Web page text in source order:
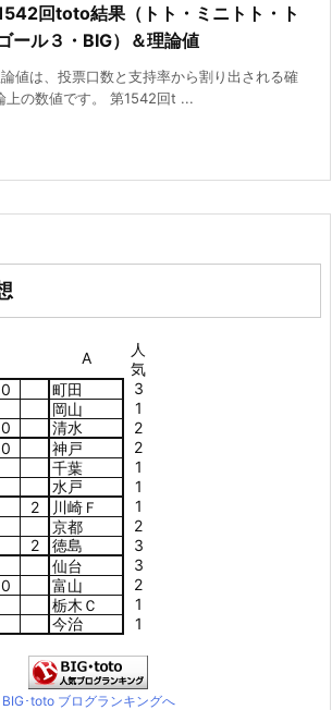
回toto結果（トト・ミニトト・ト
ール３・BIG）＆理論値
値は、投票口数と支持率から割り出される確
上の数値です。 第1542回t ...
A
人
気
0 町田
3
岡山
1
0 清水
2
0 神戸
2
千葉
1
水戸
1
2 川崎Ｆ
1
京都
2
2 徳島
3
仙台
3
0 富山
2
栃木Ｃ
1
今治 1
BIG･toto ブログランキングへ